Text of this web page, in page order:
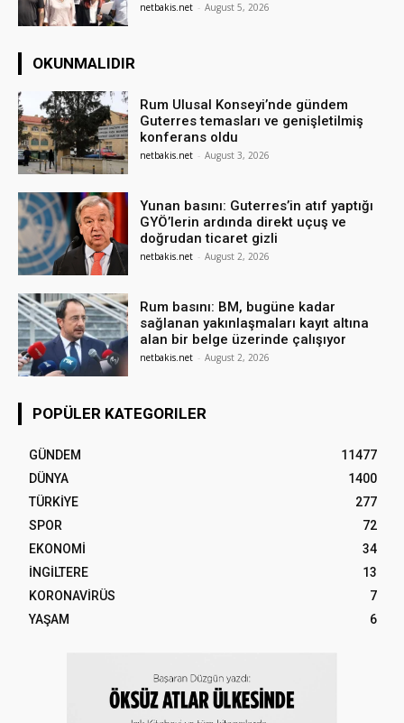
netbakis.net - August 5, 2026
OKUNMALIDIR
Rum Ulusal Konseyi’nde gündem
Guterres temasları ve genişletilmiş
konferans oldu
netbakis.net - August 3, 2026
Yunan basını: Guterres’in atıf yaptığı
GYÖ’lerin ardında direkt uçuş ve
doğrudan ticaret gizli
netbakis.net - August 2, 2026
Rum basını: BM, bugüne kadar
sağlanan yakınlaşmaları kayıt altına
alan bir belge üzerinde çalışıyor
netbakis.net - August 2, 2026
POPÜLER KATEGORILER
GÜNDEM
11477
DÜNYA
1400
TÜRKİYE
277
SPOR
72
EKONOMİ
34
İNGİLTERE
13
KORONAVİRÜS
7
YAŞAM
6